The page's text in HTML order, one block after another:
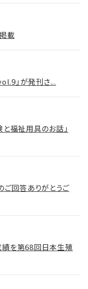
載
」が発刊さ...
福祉用具のお話」
ご回答ありがとうご
を第68回日本生殖